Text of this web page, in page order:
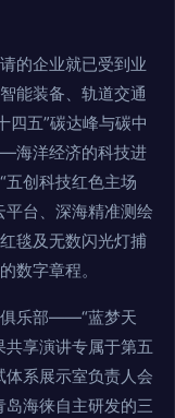
的企业就已受到业
能装备、轨道交通
四五”碳达峰与碳中
海洋经济的科技进
五创科技红色主场
台、深海精准测绘
毯及无数闪光灯捕
数字章程。
俱乐部——“蓝梦天
共享演讲专属于第五
系展示室负责人会
海徕自主研发的三